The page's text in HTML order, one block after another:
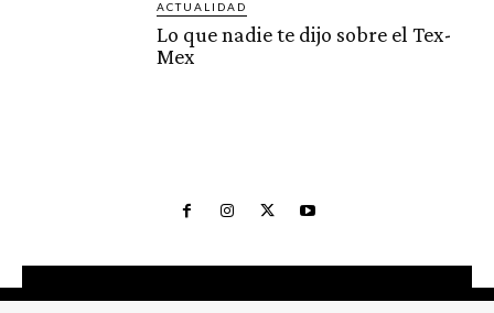
ACTUALIDAD
Lo que nadie te dijo sobre el Tex-
Mex